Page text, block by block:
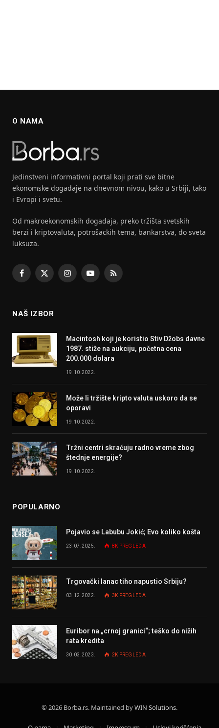
O NAMA
Jedinstveni informativni portal koji prati sve bitne
ekonomske dogadaje na dnevnom nivou, kako u Srbiji, tako
i Evropi i svetu.
Od makroekonomskih dogadaja, preko tržišta svetskih
berzi i kriptovaluta, potrošackih tema, bankarstva, do sveta
luksuza.
Facebook
X
InstagramYouTubeRSS
NAŠ IZBOR
Macintosh koji je koristio Stiv Džobs davne
1987. stiže na aukciju, početna cena
200.000 dolara
19.10.2022.
Može li tržište kripto valuta uskoro da se
oporavi
19.10.2022.
Tržni centri skraćuju radno vreme zbog
štednje energije?
19.10.2022.
POPULARNO
Pojavio se Labubu Jokić; Evo koliko košta
23.07.2025. 8K PREGLEDA
Trgovački lanac tiho napustio Srbiju?
03.12.2022. 3K PREGLEDA
Euribor na „crnoj granici“; teško do nižih
rata kredita
30.03.2023. 2K PREGLEDA
© 2026 Borba.rs. Maintained byWIN Solutions.